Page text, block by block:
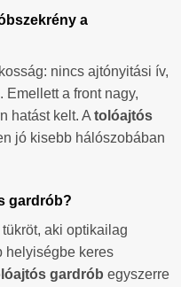
a
nincs ajtónyitási ív,
a front nagy,
hatást kelt. A tolóajtós
jó kisebb hálószobában
gardrób?
aki optikailag
helyiségbe keres
gardrób egyszerre